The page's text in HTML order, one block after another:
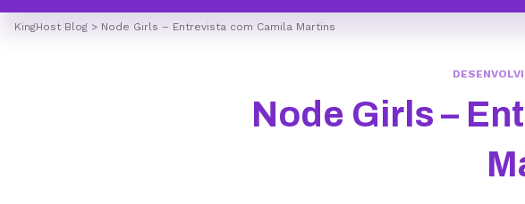
KingHost Blog > Node Girls – Entrevista com Camila Martins
Node Girls –